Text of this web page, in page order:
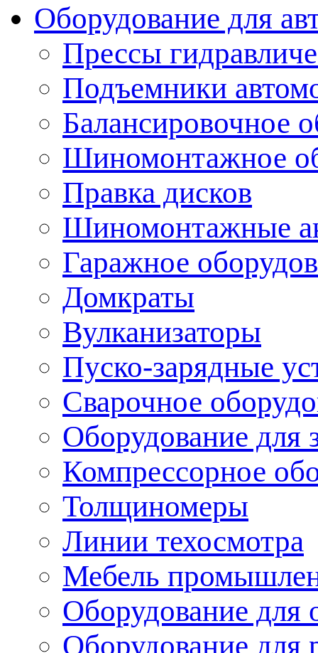
Оборудование для
Прессы
Подъемники
Балансировочное
Шиномонтажное
Правка дисков
Шиномонтажные
Гаражное
Домкраты
Вулканизаторы
Пуско-зарядные
Сварочное
Оборудование для
Компрессорное
Толщиномеры
Линии техосмотра
Мебель
Оборудование для
Оборудование для